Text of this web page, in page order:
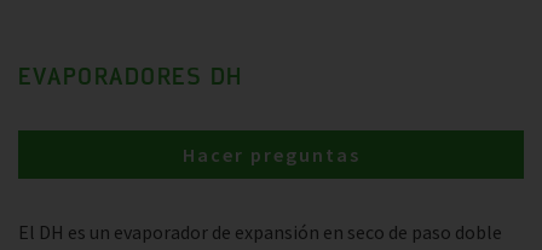
EVAPORADORES DH
El DH es un evaporador de expansión en seco de paso doble
Hacer preguntas